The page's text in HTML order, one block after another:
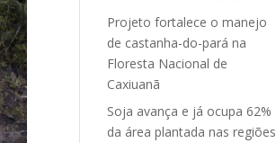
Projeto fortalece o manejo
de castanha-do-pará na
Floresta Nacional de
Caxiuanã
Soja avança e já ocupa 62%
da área plantada nas regiões